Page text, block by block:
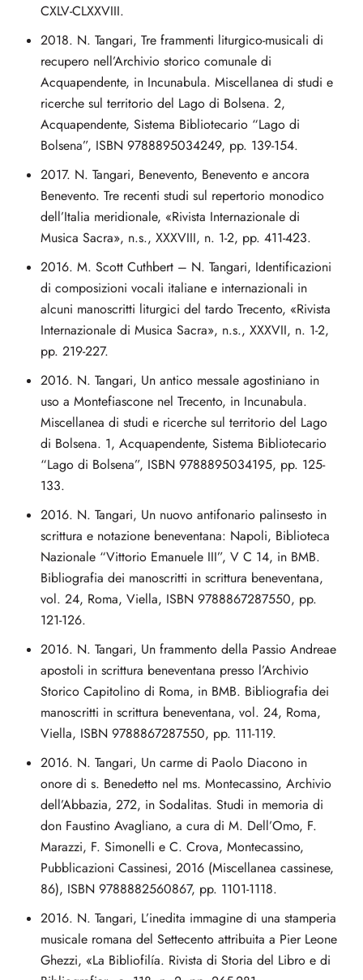
CXLV-CLXXVIII.
2018. N. Tangari, Tre frammenti liturgico-musicali di
recupero nell’Archivio storico comunale di
Acquapendente, in Incunabula. Miscellanea di studi e
ricerche sul territorio del Lago di Bolsena. 2,
Acquapendente, Sistema Bibliotecario “Lago di
Bolsena”, ISBN 9788895034249, pp. 139-154.
2017. N. Tangari, Benevento, Benevento e ancora
Benevento. Tre recenti studi sul repertorio monodico
dell’Italia meridionale, «Rivista Internazionale di
Musica Sacra», n.s., XXXVIII, n. 1-2, pp. 411-423.
2016. M. Scott Cuthbert – N. Tangari, Identificazioni
di composizioni vocali italiane e internazionali in
alcuni manoscritti liturgici del tardo Trecento, «Rivista
Internazionale di Musica Sacra», n.s., XXXVII, n. 1-2,
pp. 219-227.
2016. N. Tangari, Un antico messale agostiniano in
uso a Montefiascone nel Trecento, in Incunabula.
Miscellanea di studi e ricerche sul territorio del Lago
di Bolsena. 1, Acquapendente, Sistema Bibliotecario
“Lago di Bolsena”, ISBN 9788895034195, pp. 125-
133.
2016. N. Tangari, Un nuovo antifonario palinsesto in
scrittura e notazione beneventana: Napoli, Biblioteca
Nazionale “Vittorio Emanuele III”, V C 14, in BMB.
Bibliografia dei manoscritti in scrittura beneventana,
vol. 24, Roma, Viella, ISBN 9788867287550, pp.
121-126.
2016. N. Tangari, Un frammento della Passio Andreae
apostoli in scrittura beneventana presso l’Archivio
Storico Capitolino di Roma, in BMB. Bibliografia dei
manoscritti in scrittura beneventana, vol. 24, Roma,
Viella, ISBN 9788867287550, pp. 111-119.
2016. N. Tangari, Un carme di Paolo Diacono in
onore di s. Benedetto nel ms. Montecassino, Archivio
dell’Abbazia, 272, in Sodalitas. Studi in memoria di
don Faustino Avagliano, a cura di M. Dell’Omo, F.
Marazzi, F. Simonelli e C. Crova, Montecassino,
Pubblicazioni Cassinesi, 2016 (Miscellanea cassinese,
86), ISBN 9788882560867, pp. 1101-1118.
2016. N. Tangari, L’inedita immagine di una stamperia
musicale romana del Settecento attribuita a Pier Leone
Ghezzi, «La Bibliofilía. Rivista di Storia del Libro e di